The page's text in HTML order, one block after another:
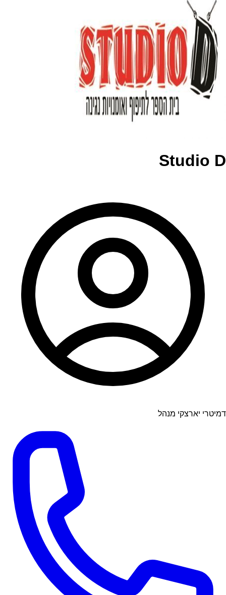
Studio D
דמיטרי יארצקי מנהל